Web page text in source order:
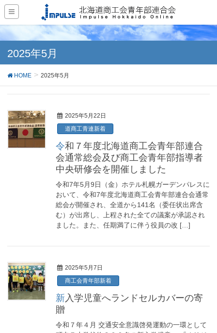
2025年5月
HOME 2025年5月
2025年5月22日
道商工青連新着
令和７年度北海道商工会青年部連合
会通常総会及び商工会青年部指導者
中央研修会を開催しました
令和7年5月9日（金）ホテル札幌ガーデンパレスに
おいて、令和7年度北海道商工会青年部連合会通常
総会が開催され、全道から141名（委任状出席含
む）が出席し、上程された全ての議案が承認され
ました。また、任期満了に伴う役員の改 […]
2025年5月7日
商工会青年部新着
新入学児童へランドセルカバーの寄
贈
令和７年４月 交通安全意識啓発運動の一環として